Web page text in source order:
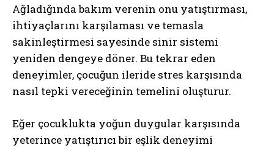
Ağladığında bakım verenin onu yatıştırması,
ihtiyaçlarını karşılaması ve temasla
sakinleştirmesi sayesinde sinir sistemi
yeniden dengeye döner. Bu tekrar eden
deneyimler, çocuğun ileride stres karşısında
nasıl tepki vereceğinin temelini oluşturur.
Eğer çocuklukta yoğun duygular karşısında
yeterince yatıştırıcı bir eşlik deneyimi